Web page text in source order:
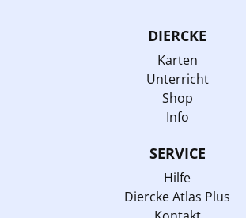
DIERCKE
Karten
Unterricht
Shop
Info
SERVICE
Hilfe
Diercke Atlas Plus